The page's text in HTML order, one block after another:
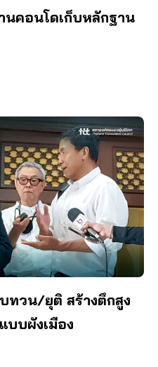
นคอนโดเก็บหลักฐาน
ทวน/ยุติ สร้างตึกสูง
บผังเมือง